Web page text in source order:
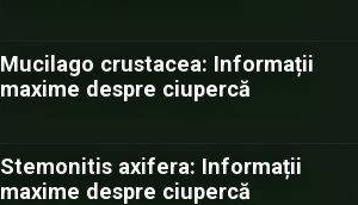
Mucilago crustacea: Informații
maxime despre ciupercă
Stemonitis axifera: Informații
maxime despre ciupercă